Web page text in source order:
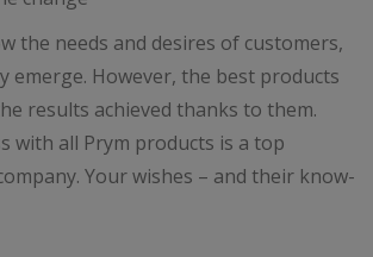
the needs and desires of customers,
emerge. However, the best products
results achieved thanks to them.
with all Prym products is a top
Your wishes – and their know-